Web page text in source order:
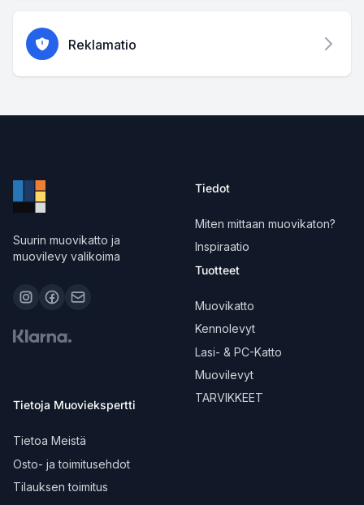
Reklamatio
Suurin muovikatto ja
muovilevy valikoima
Tietoja Muoviekspertti
Tietoa Meistä
Osto- ja toimitusehdot
Tilauksen toimitus
Tiedot
Miten mittaan muovikaton?
Inspiraatio
Tuotteet
Muovikatto
Kennolevyt
Lasi- & PC-Katto
Muovilevyt
TARVIKKEET